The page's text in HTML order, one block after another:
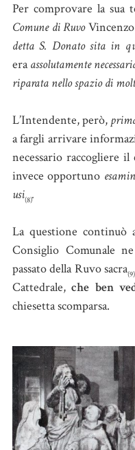
Per comprovare la sua
Comune di RuvoVincenzo
detta S. Donato sita in
eraassolutamente
riparata nello spazio di
L’Intendente, però,
a fargli arrivare
necessario raccogliere
invece opportuno
usi(8).
La questione continuò
Consiglio Comunale
passato della Ruvo sacra(9)
Cattedrale,che ben
chiesetta scomparsa.